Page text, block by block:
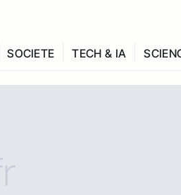
SOCIETE TECH & IA